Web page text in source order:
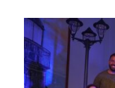
m
a
d